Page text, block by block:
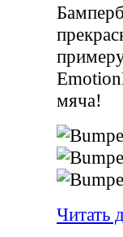
мяча!
Читать